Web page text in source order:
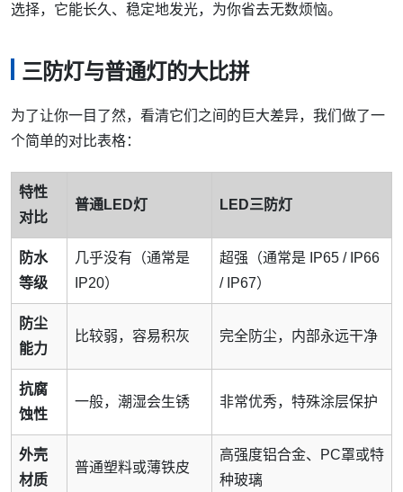
选择，它能长久、稳定地发光，为你省去无数烦恼。
三防灯与普通灯的大比拼
为了让你一目了然，看清它们之间的巨大差异，我们做了一
个简单的对比表格：
特性
对比
普通LED灯 LED三防灯
防水
等级
几乎没有（通常是
IP20）
超强（通常是 IP65 / IP66
/ IP67）
防尘
能力
比较弱，容易积灰 完全防尘，内部永远干净
抗腐
蚀性
一般，潮湿会生锈 非常优秀，特殊涂层保护
外壳
材质
普通塑料或薄铁皮
高强度铝合金、PC罩或特
种玻璃